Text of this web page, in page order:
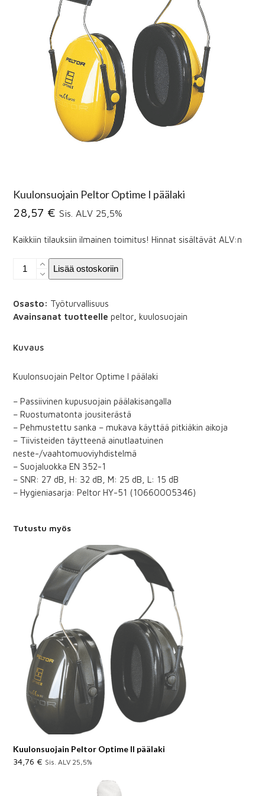
Kuulonsuojain Peltor Optime I päälaki
28,57 € Sis. ALV 25,5%
Kaikkiin tilauksiin ilmainen toimitus! Hinnat sisältävät ALV:n
Kuulonsuojain
I
päälaki
Lisää ostoskoriin
Osasto: Työturvallisuus
Avainsanat tuotteellepeltor ,kuulosuojain
Kuvaus
Kuulonsuojain Peltor Optime I päälaki
– Passiivinen kupusuojain päälakisangalla
– Ruostumatonta jousiterästä
– Pehmustettu sanka – mukava käyttää pitkiäkin aikoja
– Tiivisteiden täytteenä ainutlaatuinen
neste-/vaahtomuoviyhdistelmä
– Suojaluokka EN 352-1
– SNR: 27 dB, H: 32 dB, M: 25 dB, L: 15 dB
– Hygieniasarja: Peltor HY-51 (10660005346)
Tutustu myös
Kuulonsuojain Peltor Optime II päälaki
34,76 € Sis. ALV 25,5%